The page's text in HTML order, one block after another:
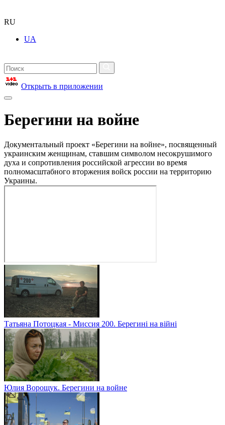
RU
UA
Открыть в приложении
Берегини на войне
Документальный проект «Берегини на войне», посвященный
украинским женщинам, ставшим символом несокрушимого
духа и сопротивления российской агрессии во время
полномасштабного вторжения войск россии на территорию
Украины.
Татьяна Потоцкая - Миссия 200. Берегині на війні
Юлия Ворощук. Берегини на войне